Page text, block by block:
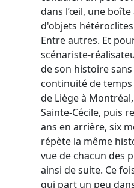
dans l’œil, une
d'objets
Entre autres. Et
scénariste-
de son histoire
continuité de
de Liège à
Sainte-Cécile, puis
ans en arrière, six
répète la même
vue de chacun des
ainsi de suite. Ce
qui part un peu